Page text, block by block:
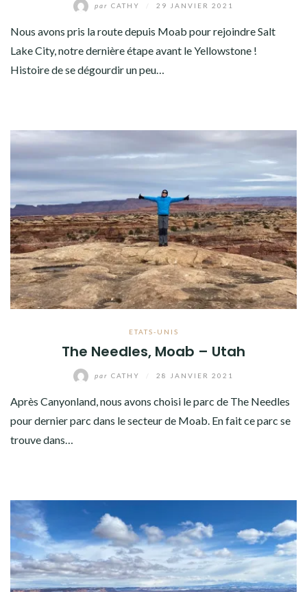
par CATHY 29 JANVIER 2021
Nous avons pris la route depuis Moab pour rejoindre Salt
Lake City, notre dernière étape avant le Yellowstone !
Histoire de se dégourdir un peu…
ETATS-UNIS
The Needles, Moab – Utah
par CATHY 28 JANVIER 2021
Après Canyonland, nous avons choisi le parc de The Needles
pour dernier parc dans le secteur de Moab. En fait ce parc se
trouve dans…